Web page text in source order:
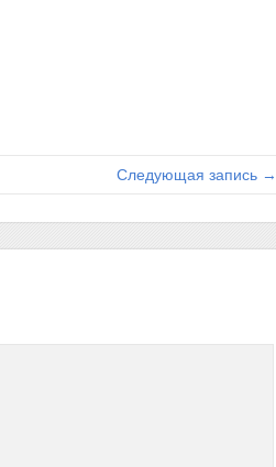
Следующая запись →